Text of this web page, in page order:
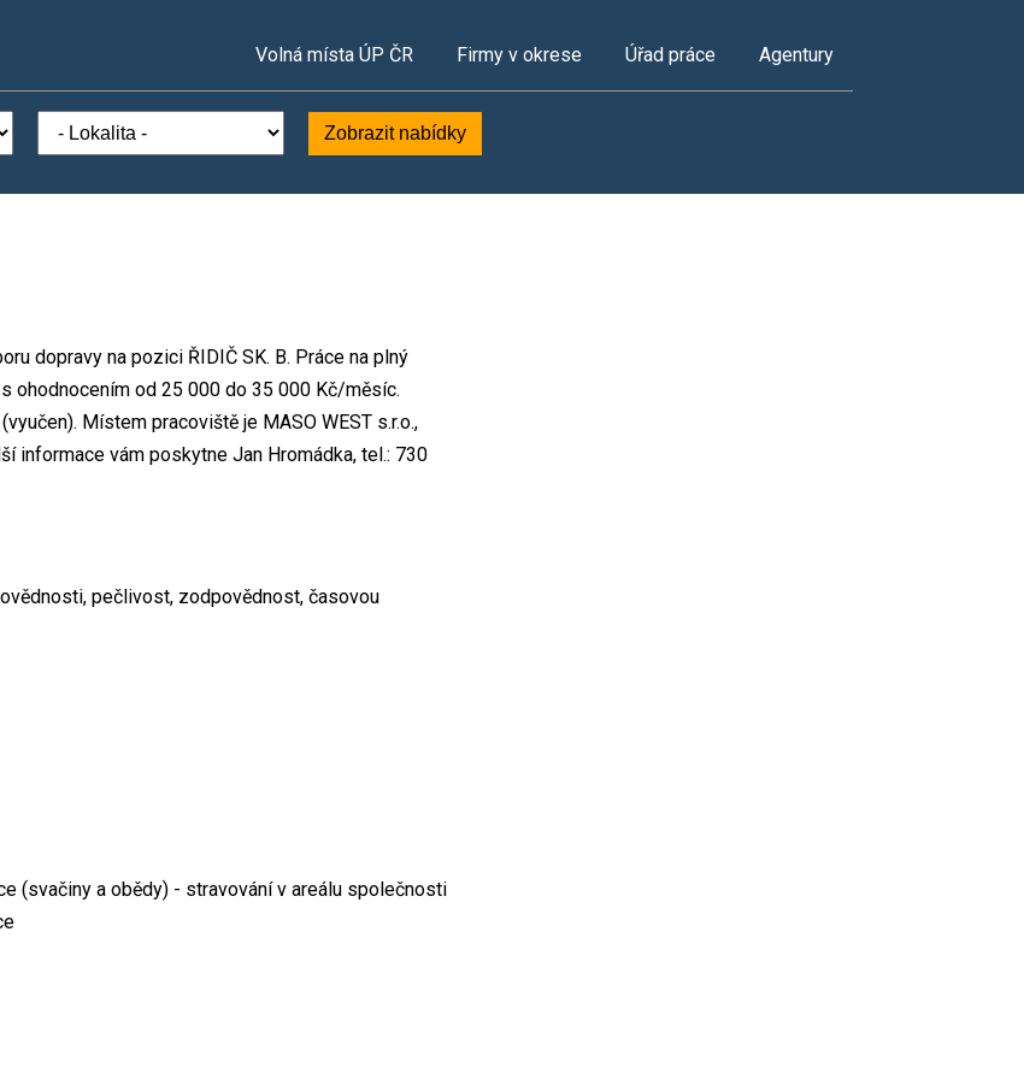
Volná místa ÚP ČR Firmy v okrese Úřad práce Agentury
Zobrazit nabídky
dopravy na pozici ŘIDIČ SK. B. Práce na plný
ohodnocením od 25 000 do 35 000 Kč/měsíc.
Místem pracoviště je MASO WEST s.r.o.,
informace vám poskytne Jan Hromádka, tel.: 730
pečlivost, zodpovědnost, časovou
(svačiny a obědy) - stravování v areálu společnosti